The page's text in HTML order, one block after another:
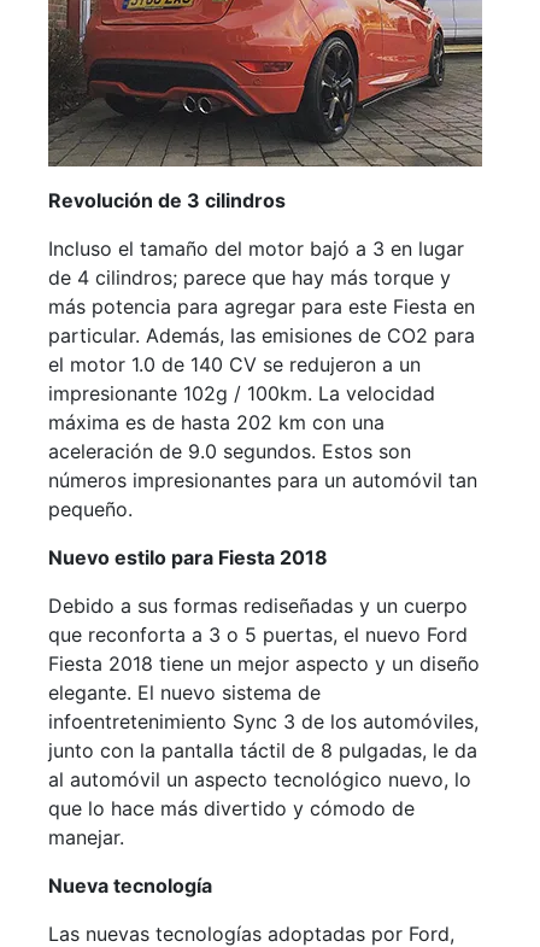
Revolución de 3 cilindros
Incluso el tamaño del motor bajó a 3 en lugar
de 4 cilindros; parece que hay más torque y
más potencia para agregar para este Fiesta en
particular. Además, las emisiones de CO2 para
el motor 1.0 de 140 CV se redujeron a un
impresionante 102g / 100km. La velocidad
máxima es de hasta 202 km con una
aceleración de 9.0 segundos. Estos son
números impresionantes para un automóvil tan
pequeño.
Nuevo estilo para Fiesta 2018
Debido a sus formas rediseñadas y un cuerpo
que reconforta a 3 o 5 puertas, el nuevo Ford
Fiesta 2018 tiene un mejor aspecto y un diseño
elegante. El nuevo sistema de
infoentretenimiento Sync 3 de los automóviles,
junto con la pantalla táctil de 8 pulgadas, le da
al automóvil un aspecto tecnológico nuevo, lo
que lo hace más divertido y cómodo de
manejar.
Nueva tecnología
Las nuevas tecnologías adoptadas por Ford,